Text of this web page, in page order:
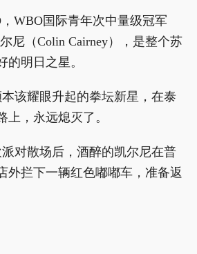
WBO国际青年次中量级冠军
尼（Colin Cairney），是整个苏
的明日之星。
该耀眼升起的拳坛新星，在泰
上，永远熄灭了。
对散场后，酒醉的凯尔尼在普
外拦下一辆红色嘟嘟车，准备返